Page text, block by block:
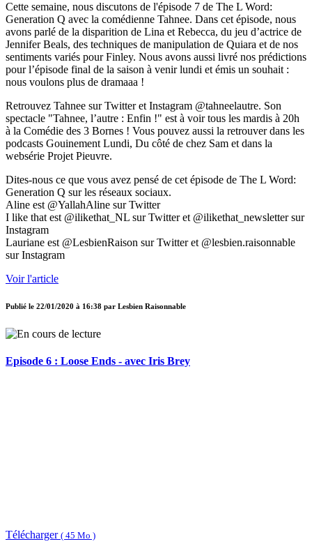
Cette semaine, nous discutons de l'épisode 7 de The L Word:
Generation Q avec la comédienne Tahnee. Dans cet épisode, nous
avons parlé de la disparition de Lina et Rebecca, du jeu d’actrice de
Jennifer Beals, des techniques de manipulation de Quiara et de nos
sentiments variés pour Finley. Nous avons aussi livré nos prédictions
pour l’épisode final de la saison à venir lundi et émis un souhait :
nous voulons plus de dramaaa !
Retrouvez Tahnee sur Twitter et Instagram @tahneelautre. Son
spectacle "Tahnee, l’autre : Enfin !" est à voir tous les mardis à 20h
à la Comédie des 3 Bornes ! Vous pouvez aussi la retrouver dans les
podcasts Gouinement Lundi, Du côté de chez Sam et dans la
websérie Projet Pieuvre.
Dites-nous ce que vous avez pensé de cet épisode de The L Word:
Generation Q sur les réseaux sociaux.
Aline est @YallahAline sur Twitter
I like that est @ilikethat_NL sur Twitter et @ilikethat_newsletter sur
Instagram
Lauriane est @LesbienRaison sur Twitter et @lesbien.raisonnable
sur Instagram
Voir l'article
Publié le 22/01/2020 à 16:38 par Lesbien Raisonnable
Episode 6 : Loose Ends - avec Iris Brey
Télécharger ( 45 Mo )